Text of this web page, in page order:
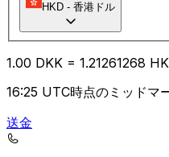
HKD - 香港ドル
1.00 DKK = 1.21261268
16:25 UTC時点のミッドマ
送金